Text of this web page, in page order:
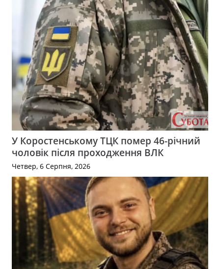
У Коростенському ТЦК помер 46-річний
чоловік після проходження ВЛК
Четвер, 6 Серпня, 2026